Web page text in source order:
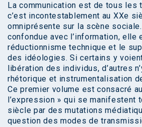
La communication est de tous les
c’est incontestablement au XXe
omniprésente sur la scène
confondue avec l’information, elle
réductionnisme technique et le
des idéologies. Si certains y
libération des individus, d’autres
rhétorique et instrumentalisation
Ce premier volume est consacré
l’expression » qui se manifestent
siècle par des mutations
question des modes de